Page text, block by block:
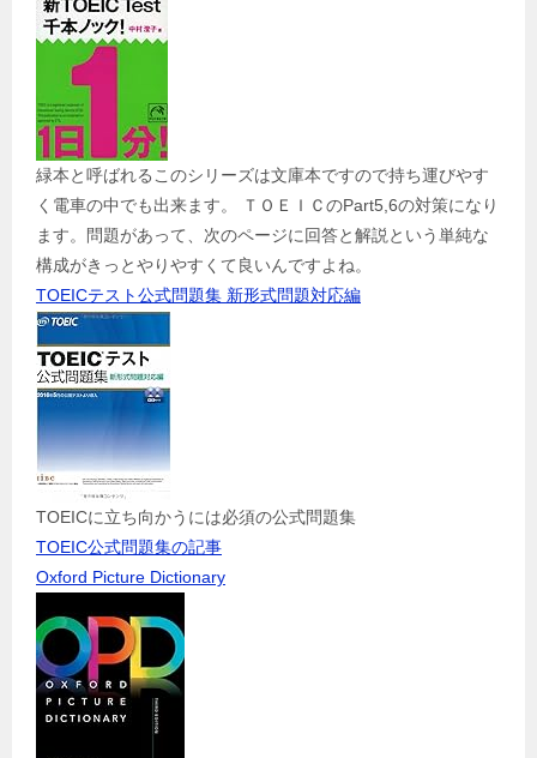
緑本と呼ばれるこのシリーズは文庫本ですので持ち運びやす
く電車の中でも出来ます。 ＴＯＥＩＣのPart5,6の対策になり
ます。問題があって、次のページに回答と解説という単純な
構成がきっとやりやすくて良いんですよね。
TOEICテスト公式問題集 新形式問題対応編
TOEICに立ち向かうには必須の公式問題集
TOEIC公式問題集の記事
Oxford Picture Dictionary